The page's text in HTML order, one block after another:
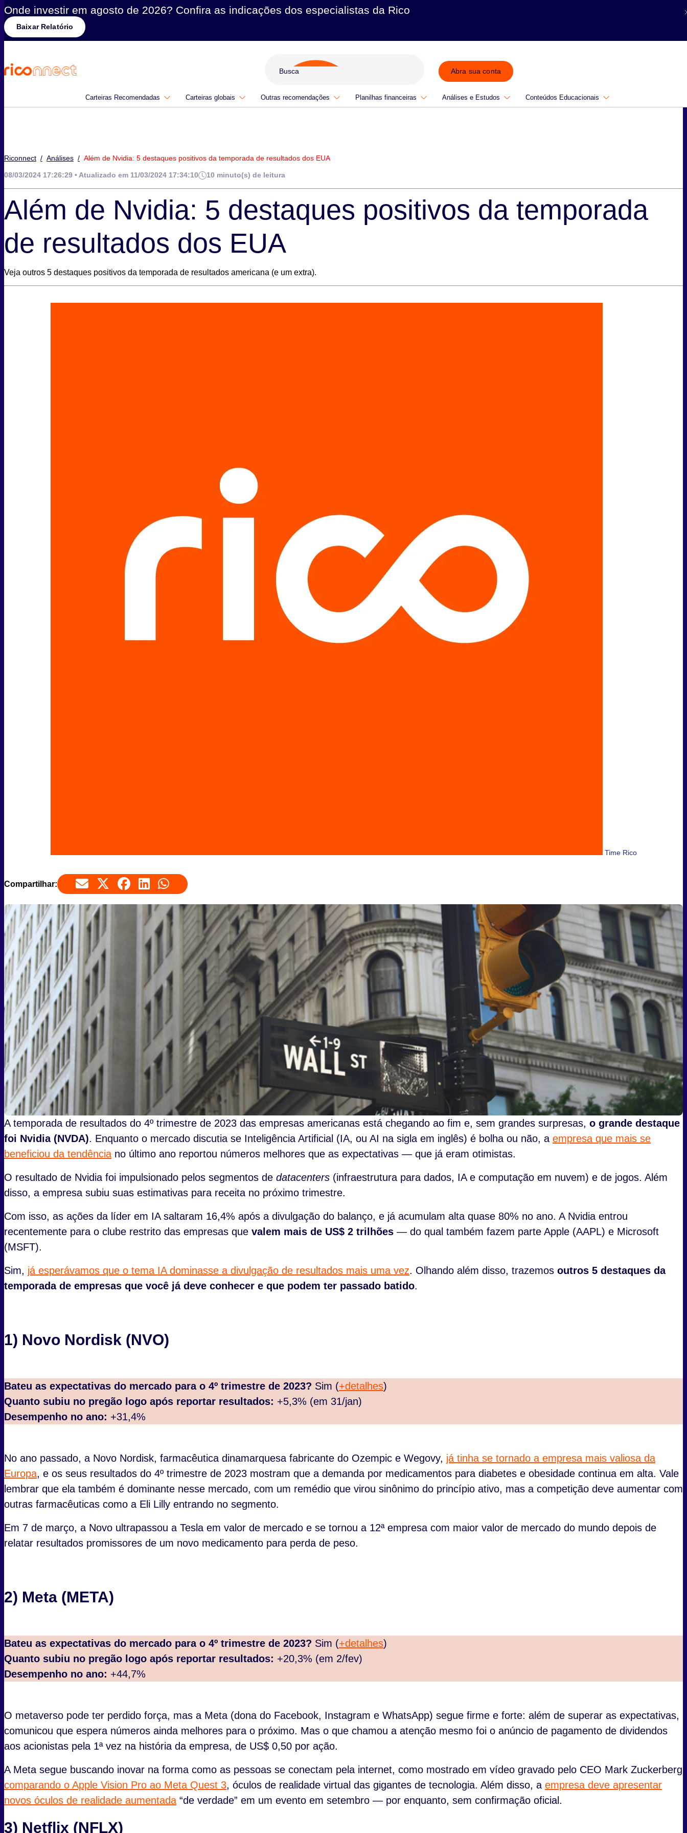
Onde investir em agosto de 2026? Confira as indicações dos especialistas da Rico
Baixar Relatório
Abra sua conta
Carteiras Recomendadas Carteiras globais Outras recomendações Planilhas financeiras Análises e Estudos Conteúdos Educacionais
Riconnect / Análises / Além de Nvidia: 5 destaques positivos da temporada de resultados dos EUA
08/03/2024 17:26:29 • Atualizado em 11/03/2024 17:34:10 10 minuto(s) de leitura
Além de Nvidia: 5 destaques positivos da temporada
de resultados dos EUA
Veja outros 5 destaques positivos da temporada de resultados americana (e um extra).
Time Rico
Compartilhar:
A temporada de resultados do 4º trimestre de 2023 das empresas americanas está chegando ao fim e, sem grandes surpresas, o grande destaque
foi Nvidia (NVDA). Enquanto o mercado discutia se Inteligência Artificial (IA, ou AI na sigla em inglês) é bolha ou não, a empresa que mais se
beneficiou da tendência no último ano reportou números melhores que as expectativas — que já eram otimistas.
O resultado de Nvidia foi impulsionado pelos segmentos de datacenters (infraestrutura para dados, IA e computação em nuvem) e de jogos. Além
disso, a empresa subiu suas estimativas para receita no próximo trimestre.
Com isso, as ações da líder em IA saltaram 16,4% após a divulgação do balanço, e já acumulam alta quase 80% no ano. A Nvidia entrou
recentemente para o clube restrito das empresas que valem mais de US$ 2 trilhões — do qual também fazem parte Apple (AAPL) e Microsoft
(MSFT).
Sim, já esperávamos que o tema IA dominasse a divulgação de resultados mais uma vez. Olhando além disso, trazemos outros 5 destaques da
temporada de empresas que você já deve conhecer e que podem ter passado batido.
1) Novo Nordisk (NVO)
Bateu as expectativas do mercado para o 4º trimestre de 2023? Sim (+detalhes)
Quanto subiu no pregão logo após reportar resultados: +5,3% (em 31/jan)
Desempenho no ano: +31,4%
No ano passado, a Novo Nordisk, farmacêutica dinamarquesa fabricante do Ozempic e Wegovy, já tinha se tornado a empresa mais valiosa da
Europa, e os seus resultados do 4º trimestre de 2023 mostram que a demanda por medicamentos para diabetes e obesidade continua em alta. Vale
lembrar que ela também é dominante nesse mercado, com um remédio que virou sinônimo do princípio ativo, mas a competição deve aumentar com
outras farmacêuticas como a Eli Lilly entrando no segmento.
Em 7 de março, a Novo ultrapassou a Tesla em valor de mercado e se tornou a 12ª empresa com maior valor de mercado do mundo depois de
relatar resultados promissores de um novo medicamento para perda de peso.
2) Meta (META)
Bateu as expectativas do mercado para o 4º trimestre de 2023? Sim (+detalhes)
Quanto subiu no pregão logo após reportar resultados: +20,3% (em 2/fev)
Desempenho no ano: +44,7%
O metaverso pode ter perdido força, mas a Meta (dona do Facebook, Instagram e WhatsApp) segue firme e forte: além de superar as expectativas,
comunicou que espera números ainda melhores para o próximo. Mas o que chamou a atenção mesmo foi o anúncio de pagamento de dividendos
aos acionistas pela 1ª vez na história da empresa, de US$ 0,50 por ação.
A Meta segue buscando inovar na forma como as pessoas se conectam pela internet, como mostrado em vídeo gravado pelo CEO Mark Zuckerberg
comparando o Apple Vision Pro ao Meta Quest 3, óculos de realidade virtual das gigantes de tecnologia. Além disso, a empresa deve apresentar
novos óculos de realidade aumentada “de verdade” em um evento em setembro — por enquanto, sem confirmação oficial.
3) Netflix (NFLX)